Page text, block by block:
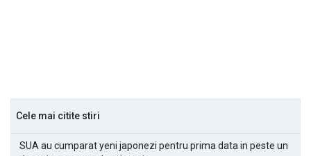
Cele mai citite stiri
SUA au cumparat yeni japonezi pentru prima data in peste un